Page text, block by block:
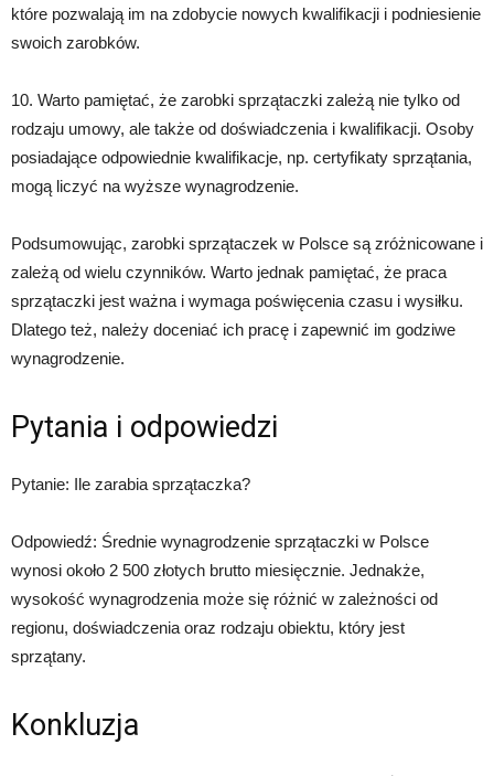
które pozwalają im na zdobycie nowych kwalifikacji i podniesienie
swoich zarobków.
10. Warto pamiętać, że zarobki sprzątaczki zależą nie tylko od
rodzaju umowy, ale także od doświadczenia i kwalifikacji. Osoby
posiadające odpowiednie kwalifikacje, np. certyfikaty sprzątania,
mogą liczyć na wyższe wynagrodzenie.
Podsumowując, zarobki sprzątaczek w Polsce są zróżnicowane i
zależą od wielu czynników. Warto jednak pamiętać, że praca
sprzątaczki jest ważna i wymaga poświęcenia czasu i wysiłku.
Dlatego też, należy doceniać ich pracę i zapewnić im godziwe
wynagrodzenie.
Pytania i odpowiedzi
Pytanie: Ile zarabia sprzątaczka?
Odpowiedź: Średnie wynagrodzenie sprzątaczki w Polsce
wynosi około 2 500 złotych brutto miesięcznie. Jednakże,
wysokość wynagrodzenia może się różnić w zależności od
regionu, doświadczenia oraz rodzaju obiektu, który jest
sprzątany.
Konkluzja